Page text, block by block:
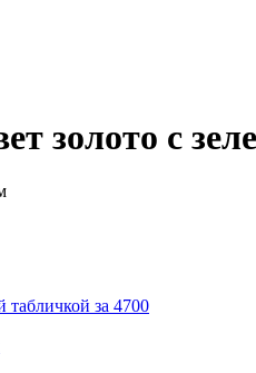
золото с
табличкой за 4700